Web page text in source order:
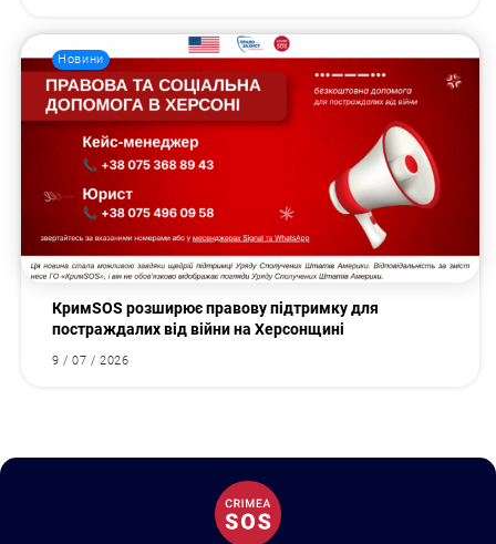
Новини
КримSOS розширює правову підтримку для
постраждалих від війни на Херсонщині
9 / 07 / 2026